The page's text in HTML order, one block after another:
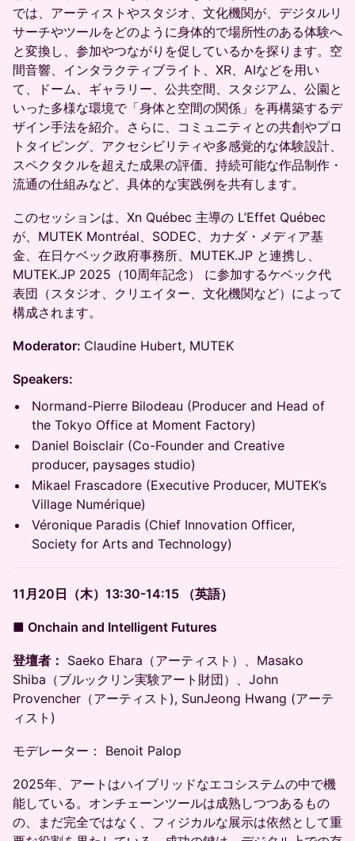
では、アーティストやスタジオ、文化機関が、デジタルリ
サーチやツールをどのように身体的で場所性のある体験へ
と変換し、参加やつながりを促しているかを探ります。空
間音響、インタラクティブライト、XR、AIなどを用い
て、ドーム、ギャラリー、公共空間、スタジアム、公園と
いった多様な環境で「身体と空間の関係」を再構築するデ
ザイン手法を紹介。さらに、コミュニティとの共創やプロ
トタイピング、アクセシビリティや多感覚的な体験設計、
スペクタクルを超えた成果の評価、持続可能な作品制作・
流通の仕組みなど、具体的な実践例を共有します。
このセッションは、Xn Québec 主導の L’Effet Québec
が、MUTEK Montréal、SODEC、カナダ・メディア基
金、在日ケベック政府事務所、MUTEK.JP と連携し、
MUTEK.JP 2025（10周年記念） に参加するケベック代
表団（スタジオ、クリエイター、文化機関など）によって
構成されます。
Moderator: Claudine Hubert, MUTEK
Speakers:
Normand-Pierre Bilodeau (Producer and Head of
the Tokyo Office at Moment Factory)
Daniel Boisclair (Co-Founder and Creative
producer, paysages studio)
Mikael Frascadore (Executive Producer, MUTEK’s
Village Numérique)
Véronique Paradis (Chief Innovation Officer,
Society for Arts and Technology)
11月20日（木）13:30-14:15 （英語）
■ Onchain and Intelligent Futures
登壇者： Saeko Ehara（アーティスト）、Masako
Shiba（ブルックリン実験アート財団）、John
Provencher（アーティスト), SunJeong Hwang (アーテ
ィスト)
モデレーター： Benoit Palop
2025年、アートはハイブリッドなエコシステムの中で機
能している。オンチェーンツールは成熟しつつあるもの
の、まだ完全ではなく、フィジカルな展示は依然として重